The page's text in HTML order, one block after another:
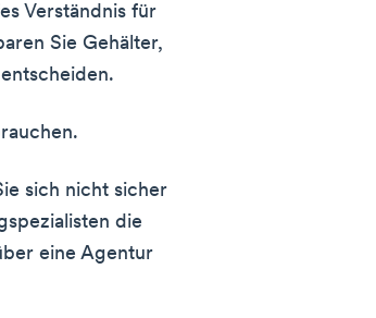
Verständnis für
Sie Gehälter,
sich nicht sicher
die
eine Agentur